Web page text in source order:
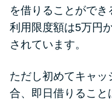
を借りることがで
利用限度額は5万円
されています。
ただし初めてキャ
合、即日借りること